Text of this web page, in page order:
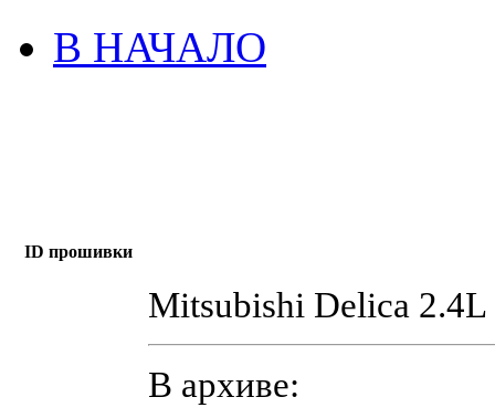
В НАЧАЛО
ID прошивки
Mitsubishi Delica 2.4L
В архиве: